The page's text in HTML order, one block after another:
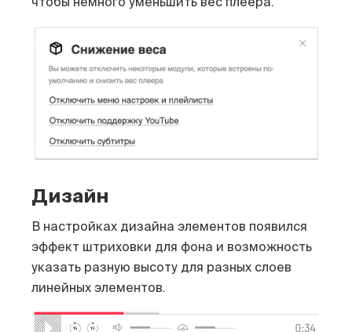
Дизайн
В настройках дизайна элементов появился
эффект штриховки для фона и возможность
указать разную высоту для разных слоев
линейных элементов.